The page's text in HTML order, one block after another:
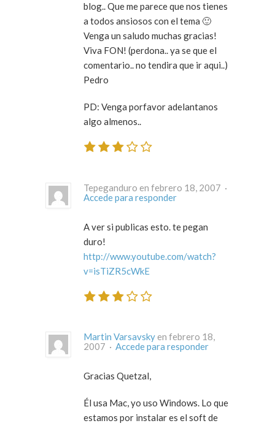
blog.. Que me parece que nos tienes
a todos ansiosos con el tema 🙂
Venga un saludo muchas gracias!
Viva FON! (perdona.. ya se que el
comentario.. no tendira que ir aqui..)
Pedro
PD: Venga porfavor adelantanos
algo almenos..
Tepeganduro en febrero 18, 2007 ·
Accede para responder
A ver si publicas esto. te pegan
duro!
http://www.youtube.com/watch?
v=isTiZR5cWkE
Martin Varsavsky en febrero 18,
2007 · Accede para responder
Gracias Quetzal,
Él usa Mac, yo uso Windows. Lo que
estamos por instalar es el soft de